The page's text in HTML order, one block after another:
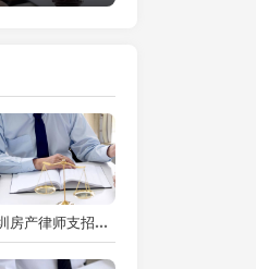
深圳房产律师支招：房东扣押金，租客应对有方